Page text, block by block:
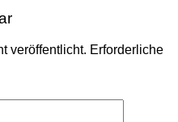
veröffentlicht. Erforderliche